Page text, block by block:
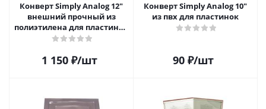
Конверт Simply Analog 12"
внешний прочный из
полиэтилена для пластинок
(25шт)
1 150₽/шт
Конверт Simply Analog 10"
из пвх для пластинок
90 ₽/шт